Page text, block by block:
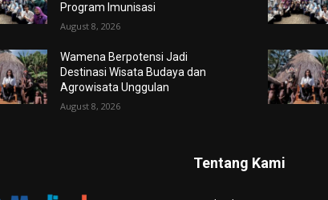
Program Imunisasi
August 8, 2026
Wamena Berpotensi Jadi
Destinasi Wisata Budaya dan
Agrowisata Unggulan
August 8, 2026
Tentang Kami